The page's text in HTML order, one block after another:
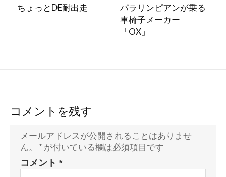
ちょっとDE耐出走
パラリンピアンが乗る
車椅子メーカー
「OX」
コメントを残す
メールアドレスが公開されることはありませ
ん。
* が付いている欄は必須項目です
コメント *